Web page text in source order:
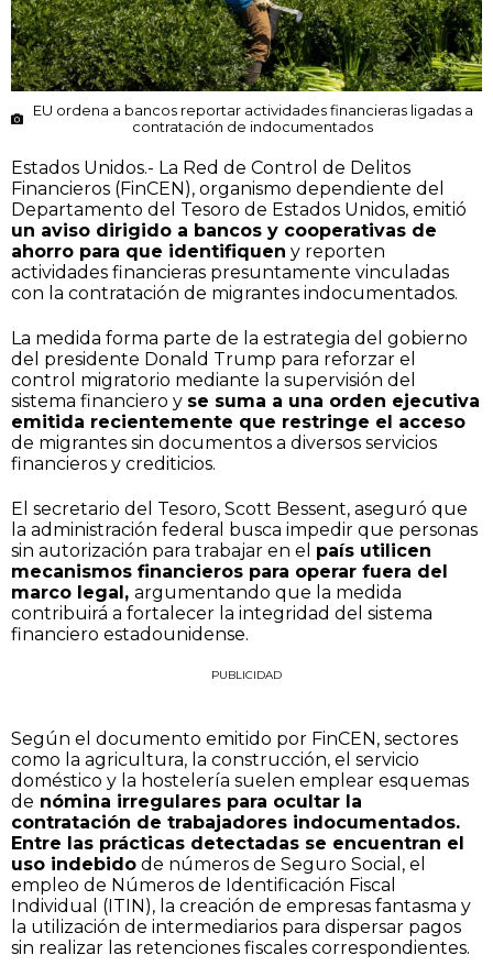
EU ordena a bancos reportar actividades financieras ligadas a
contratación de indocumentados
Estados Unidos.- La Red de Control de Delitos
Financieros (FinCEN), organismo dependiente del
Departamento del Tesoro de Estados Unidos, emitió
un aviso dirigido a bancos y cooperativas de
ahorro para que identifiquen y reporten
actividades financieras presuntamente vinculadas
con la contratación de migrantes indocumentados.
La medida forma parte de la estrategia del gobierno
del presidente Donald Trump para reforzar el
control migratorio mediante la supervisión del
sistema financiero y se suma a una orden ejecutiva
emitida recientemente que restringe el acceso
de migrantes sin documentos a diversos servicios
financieros y crediticios.
El secretario del Tesoro, Scott Bessent, aseguró que
la administración federal busca impedir que personas
sin autorización para trabajar en el país utilicen
mecanismos financieros para operar fuera del
marco legal, argumentando que la medida
contribuirá a fortalecer la integridad del sistema
financiero estadounidense.
PUBLICIDAD
Según el documento emitido por FinCEN, sectores
como la agricultura, la construcción, el servicio
doméstico y la hostelería suelen emplear esquemas
de nómina irregulares para ocultar la
contratación de trabajadores indocumentados.
Entre las prácticas detectadas se encuentran el
uso indebido de números de Seguro Social, el
empleo de Números de Identificación Fiscal
Individual (ITIN), la creación de empresas fantasma y
la utilización de intermediarios para dispersar pagos
sin realizar las retenciones fiscales correspondientes.